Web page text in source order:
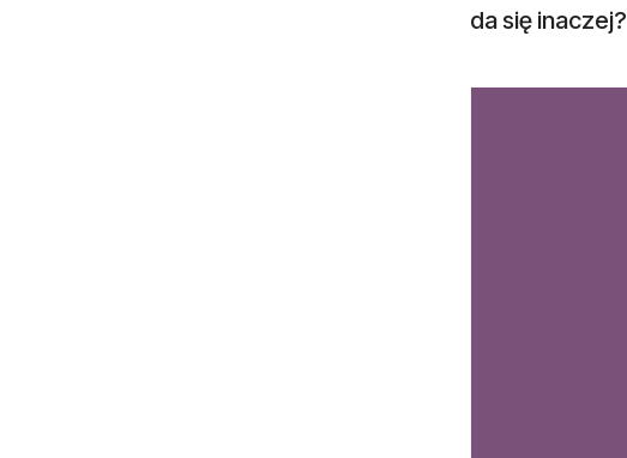
da się inaczej?